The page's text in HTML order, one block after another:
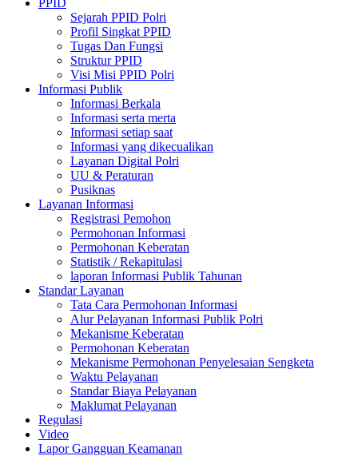
PPID
Sejarah PPID Polri
Profil Singkat PPID
Tugas Dan Fungsi
Struktur PPID
Visi Misi PPID Polri
Informasi Publik
Informasi Berkala
Informasi serta merta
Informasi setiap saat
Informasi yang dikecualikan
Layanan Digital Polri
UU & Peraturan
Pusiknas
Layanan Informasi
Registrasi Pemohon
Permohonan Informasi
Permohonan Keberatan
Statistik / Rekapitulasi
laporan Informasi Publik Tahunan
Standar Layanan
Tata Cara Permohonan Informasi
Alur Pelayanan Informasi Publik Polri
Mekanisme Keberatan
Permohonan Keberatan
Mekanisme Permohonan Penyelesaian Sengketa
Waktu Pelayanan
Standar Biaya Pelayanan
Maklumat Pelayanan
Regulasi
Video
Lapor Gangguan Keamanan